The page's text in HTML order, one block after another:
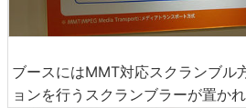
ブースにはMMT対応スクランブル
ョンを行うスクランブラーが置かれ